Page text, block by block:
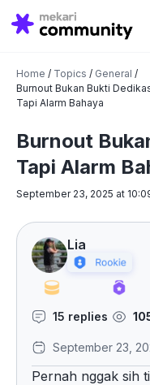
Search
for:
Home / Topics / General /
Burnout Bukan Bukti
Tapi Alarm Bahaya
Burnout
Tapi Alarm
September 23, 2025 at
Lia
15 replies
September 23,
Pernah nggak sih